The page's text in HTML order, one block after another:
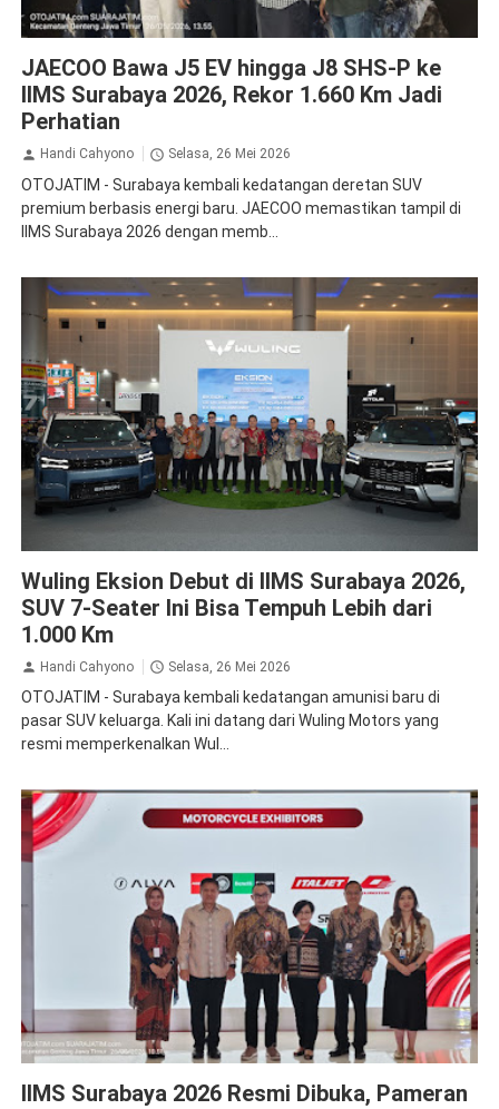
JAECOO Bawa J5 EV hingga J8 SHS-P ke
IIMS Surabaya 2026, Rekor 1.660 Km Jadi
Perhatian
Handi Cahyono Selasa, 26 Mei 2026
OTOJATIM - Surabaya kembali kedatangan deretan SUV
premium berbasis energi baru. JAECOO memastikan tampil di
IIMS Surabaya 2026 dengan memb...
Wuling Eksion Debut di IIMS Surabaya 2026,
SUV 7-Seater Ini Bisa Tempuh Lebih dari
1.000 Km
Handi Cahyono Selasa, 26 Mei 2026
OTOJATIM - Surabaya kembali kedatangan amunisi baru di
pasar SUV keluarga. Kali ini datang dari Wuling Motors yang
resmi memperkenalkan Wul...
IIMS Surabaya 2026 Resmi Dibuka, Pameran